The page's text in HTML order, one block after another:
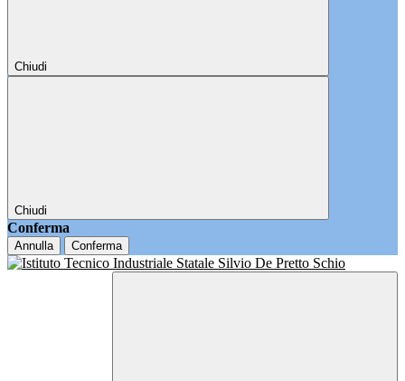
Chiudi
Chiudi
Conferma
Annulla Conferma